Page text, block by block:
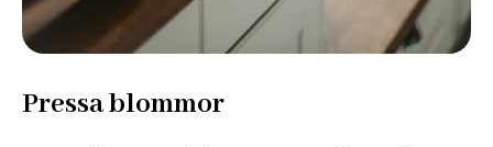
Pressa blommor